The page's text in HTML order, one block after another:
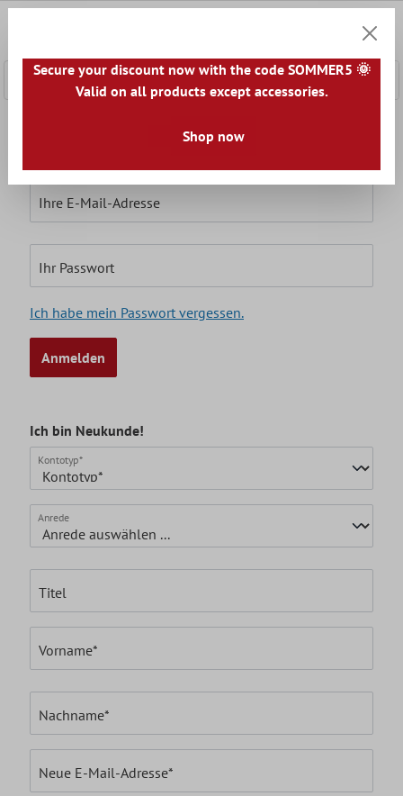
Ihre E-Mail-Adresse
Ihr Passwort
Ich habe mein Passwort vergessen.
Anmelden
Ich bin Neukunde!
Persönliche Informationen
Kontotyp*
Anrede
Titel
Vorname*
Nachname*
Neue E-Mail-Adresse*
Secure your discount now with the code SOMMER5 🌞
Valid on all products except accessories.
Shop now